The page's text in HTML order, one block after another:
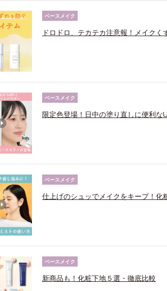
ベースメイク
ドロドロ、テカテカ注意報！メイクく
ベースメイク
限定色登場！日中の塗り直しに便利な
ベースメイク
仕上げのシュッでメイクをキープ！化
ベースメイク
新商品も！化粧下地５選・徹底比較